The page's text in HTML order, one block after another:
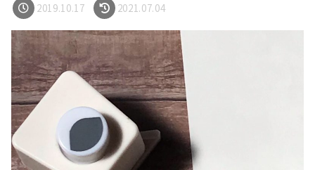
2019.10.17 2021.07.04